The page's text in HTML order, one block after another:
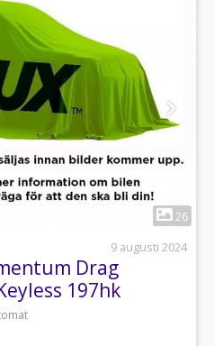
26
9 augusti 2024
Drag
197hk